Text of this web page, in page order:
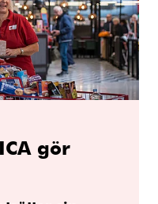
gör